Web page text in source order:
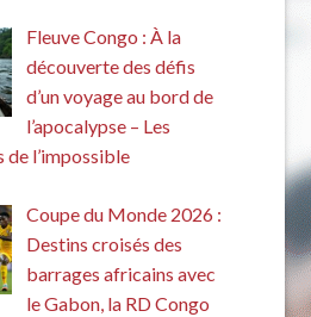
Fleuve Congo : À la
découverte des défis
d’un voyage au bord de
l’apocalypse – Les
de l’impossible
Coupe du Monde 2026 :
Destins croisés des
barrages africains avec
le Gabon, la RD Congo